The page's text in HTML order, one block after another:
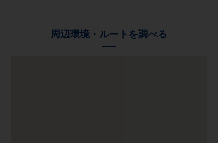
周辺環境・ルートを調べる